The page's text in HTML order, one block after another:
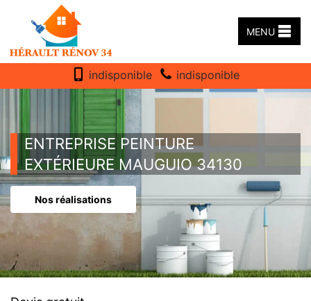
MENU
indisponible indisponible
ENTREPRISE PEINTURE
EXTÉRIEURE MAUGUIO 34130
Nos réalisations